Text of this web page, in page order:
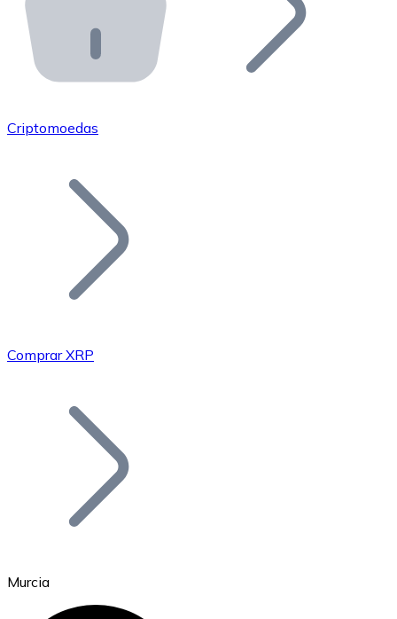
API Bitnovo
Integre nossa API no seu ecossistema.
Junte-se à nossa rede de revendedores e comercialize
Adicione o token do seu projeto ao nosso serviço de
Bitcoin
Criptomoedas
Comprar XRP
Murcia